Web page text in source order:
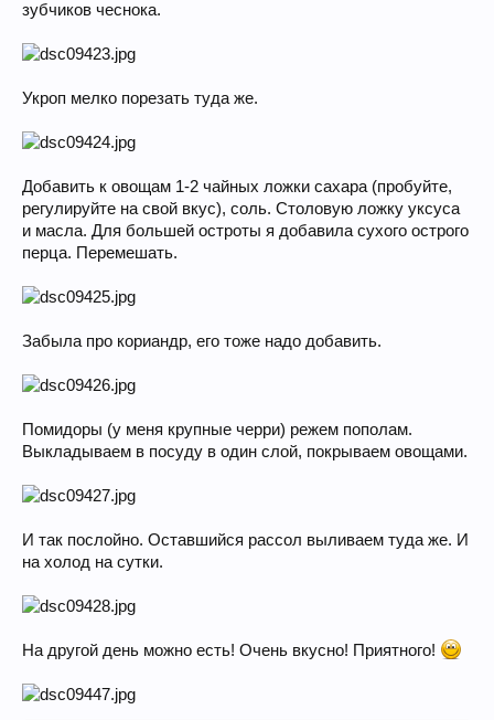
зубчиков чеснока.
Укроп мелко порезать туда же.
Добавить к овощам 1-2 чайных ложки сахара (пробуйте,
регулируйте на свой вкус), соль. Столовую ложку уксуса
и масла. Для большей остроты я добавила сухого острого
перца. Перемешать.
Забыла про кориандр, его тоже надо добавить.
Помидоры (у меня крупные черри) режем пополам.
Выкладываем в посуду в один слой, покрываем овощами.
И так послойно. Оставшийся рассол выливаем туда же. И
на холод на сутки.
На другой день можно есть! Очень вкусно! Приятного!